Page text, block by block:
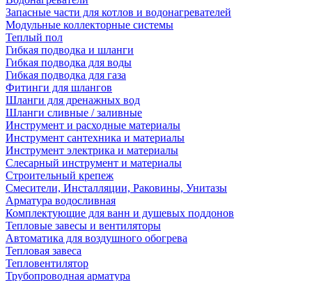
Запасные части для котлов и водонагревателей
Модульные коллекторные системы
Теплый пол
Гибкая подводка и шланги
Гибкая подводка для воды
Гибкая подводка для газа
Фитинги для шлангов
Шланги для дренажных вод
Шланги сливные / заливные
Инструмент и расходные материалы
Инструмент сантехника и материалы
Инструмент электрика и материалы
Слесарный инструмент и материалы
Строительный крепеж
Смесители, Инсталляции, Раковины, Унитазы
Арматура водосливная
Комплектующие для ванн и душевых поддонов
Тепловые завесы и вентиляторы
Автоматика для воздушного обогрева
Тепловая завеса
Тепловентилятор
Трубопроводная арматура